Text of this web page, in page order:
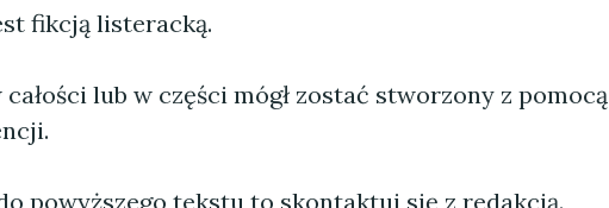
fikcją listeracką.
lub w części mógł zostać stworzony z pomocą
powyższego tekstu to skontaktuj się z redakcją.